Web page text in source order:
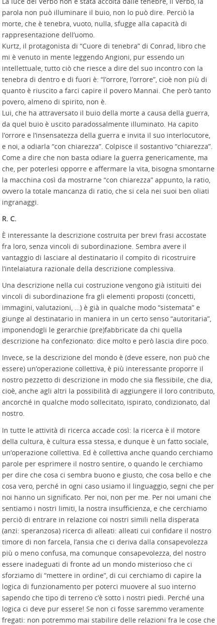
parola non può illuminare il buio, non lo può dire. Perciò la
morte, che è tenebra, vuoto, nulla, sfugge alla capacità di
rappresentazione dell’uomo.
Kurtz, il protagonista di “Cuore di tenebra” di Conrad, libro che
mi è venuto in mente leggendo Angioni, pur essendo un
intellettuale, tutto ciò che riesce a dire del suo incontro con la
tenebra di dentro e di fuori è: “l’orrore, l’orrore”, cioè non più di
quanto è riuscito a farci capire il povero Mannai. Che però tanto
povero, almeno di spirito, non è.
Lui, che ha attraversato il buio della morte a causa della guerra,
da quel buio è uscito paradossalmente illuminato. Ha capito
l’orrore e l’insensatezza della guerra e invita il suo interlocutore,
e noi, a odiarla “con chiarezza”. Colpisce il sostantivo “chiarezza”.
Come a dire che non basta odiare la guerra genericamente, ma
che, per poterlesi opporre e affermare la vita, bisogna smontarne
la macchina così da mostrarne “con chiarezza” appunto, la ratio,
ovvero la totale mancanza di ratio, che si cela nei suoi ben oliati
ingranaggi.
R. C.
È interessante la descrizione costruita per brevi frasi accostate
fra loro, senza vincoli di subordinazione. Sembra avere il
vantaggio di lasciare al destinatario il compito di ricostruire
l’intelaiatura razionale della descrizione complessiva.
Una descrizione nella cui costruzione vengono già istituiti dei
vincoli di subordinazione fra gli elementi proposti (concetti,
immagini, valutazioni, …) è già in qualche modo “sistemata” e
giunge al destinatario in maniera in un certo senso “autoritaria”,
imponendogli le gerarchie (pre)fabbricate da chi quella
descrizione ha confezionato: dice molto e però lascia dire poco.
Invece, se la descrizione del mondo è (deve essere, non può che
essere) un’operazione collettiva, è più interessante proporre il
nostro pezzetto di descrizione in modo che sia flessibile, che dia,
cioè, anche agli altri la possibilità di aggiungere il loro contributo,
ancorché in qualche modo sollecitato, ispirato, condizionato, dal
nostro.
In tutte le attività di ricerca accade così: la ricerca è il motore
della cultura, è cultura essa stessa, e dunque è un fatto sociale,
un’operazione collettiva. Ed è collettiva anche quando cerchiamo
parole per esprimere il nostro sentire, o quando le cerchiamo
per dire che cosa ci sembra buono e giusto, che cosa bello e che
cosa vero, perché in ogni caso usiamo il linguaggio, segni che per
noi hanno un significato. Per noi, non per me. Per noi umani che
sentiamo i nostri limiti, la nostra insufficienza, e che cerchiamo
perciò di entrare in relazione coi nostri simili nella disperata
(anzi: speranzosa) ricerca di alleati: alleati cui confidare il nostro
timore di non farcela, l’ansia che ci deriva dalla consapevolezza
più o meno confusa, ma comunque consapevolezza, del nostro
essere inadeguati di fronte ad un mondo misterioso che ci
sforziamo di “mettere in ordine”, di cui cerchiamo di capire la
logica di funzionamento per poterci muovere al suo interno
sapendo che tipo di terreno c’è sotto i nostri piedi. Perché una
logica ci deve pur essere! Se non ci fosse saremmo veramente
fregati: non potremmo mai stabilire delle relazioni fra le cose che